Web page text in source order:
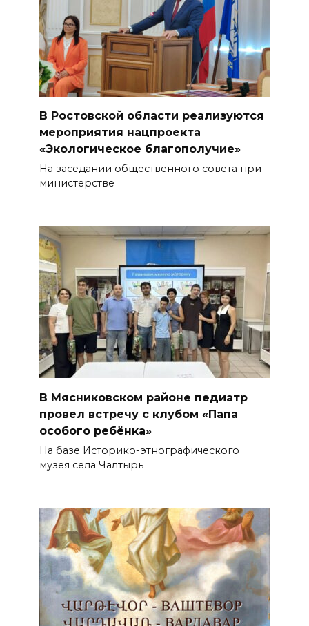
В Ростовской области реализуются
мероприятия нацпроекта
«Экологическое благополучие»
На заседании общественного совета при
министерстве
В Мясниковском районе педиатр
провел встречу с клубом «Папа
особого ребёнка»
На базе Историко-этнографического
музея села Чалтырь